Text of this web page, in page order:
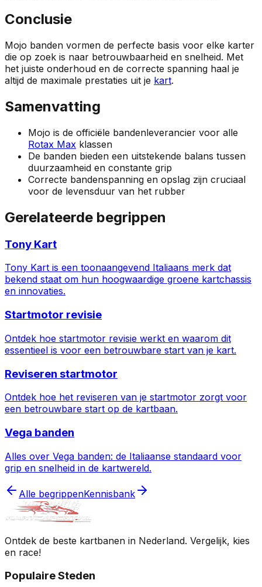
Conclusie
Mojo banden vormen de perfecte basis voor elke karter
die op zoek is naar betrouwbaarheid en snelheid. Met
het juiste onderhoud en de correcte spanning haal je
altijd de maximale prestaties uit je kart.
Samenvatting
Mojo is de officiële bandenleverancier voor alle
Rotax Max klassen
De banden bieden een uitstekende balans tussen
duurzaamheid en constante grip
Correcte bandenspanning en opslag zijn cruciaal
voor de levensduur van het rubber
Gerelateerde begrippen
Tony Kart
Tony Kart is een toonaangevend Italiaans merk dat
bekend staat om hun hoogwaardige groene kartchassis
en innovaties.
Startmotor revisie
Ontdek hoe startmotor revisie werkt en waarom dit
essentieel is voor een betrouwbare start van je kart.
Reviseren startmotor
Ontdek hoe het reviseren van je startmotor zorgt voor
een betrouwbare start op de kartbaan.
Vega banden
Alles over Vega banden: de Italiaanse standaard voor
grip en snelheid in de kartwereld.
Alle begrippenKennisbank
Ontdek de beste kartbanen in Nederland. Vergelijk, kies
en race!
Populaire Steden